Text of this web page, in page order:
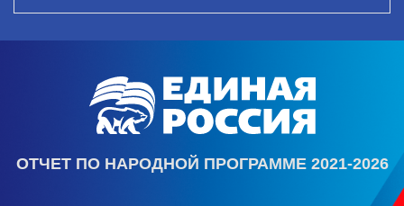
ОТЧЕТ ПО НАРОДНОЙ ПРОГРАММЕ 2021-2026